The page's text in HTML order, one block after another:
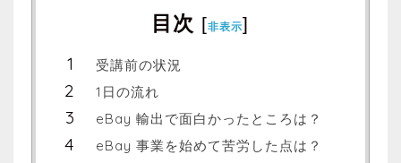
目次 [非表示]
受講前の状況
1日の流れ
eBay 輸出で面白かったところは？
eBay 事業を始めて苦労した点は？